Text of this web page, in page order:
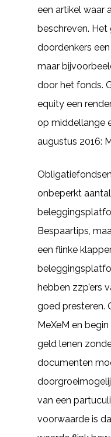
een artikel waar
beschreven.
doordenkers
maar
door het fonds.
equity een
op middellange
augustus 2016:
onbeperkt
Bespaartips,
een flinke
hebben zzp’ers
goed presteren.
MeXeM en
geld lenen
documenten
van een
voorwaarde is